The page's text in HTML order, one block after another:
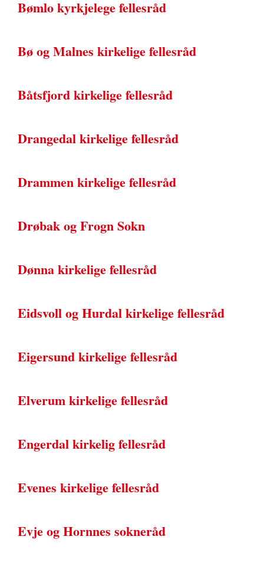
Bømlo kyrkjelege fellesråd
Bø og Malnes kirkelige fellesråd
Båtsfjord kirkelige fellesråd
Drangedal kirkelige fellesråd
Drammen kirkelige fellesråd
Drøbak og Frogn Sokn
Dønna kirkelige fellesråd
Eidsvoll og Hurdal kirkelige fellesråd
Eigersund kirkelige fellesråd
Elverum kirkelige fellesråd
Engerdal kirkelig fellesråd
Evenes kirkelige fellesråd
Evje og Hornnes sokneråd